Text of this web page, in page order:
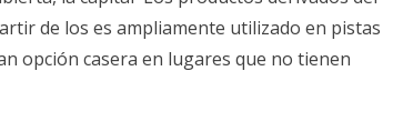
de los es ampliamente utilizado en pistas
opción casera en lugares que no tienen